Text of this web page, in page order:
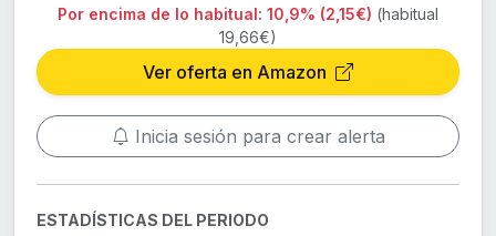
Por encima de lo habitual: 10,9% (2,15€) (habitual
19,66€)
Ver oferta en Amazon
Inicia sesión para crear alerta
ESTADÍSTICAS DEL PERIODO